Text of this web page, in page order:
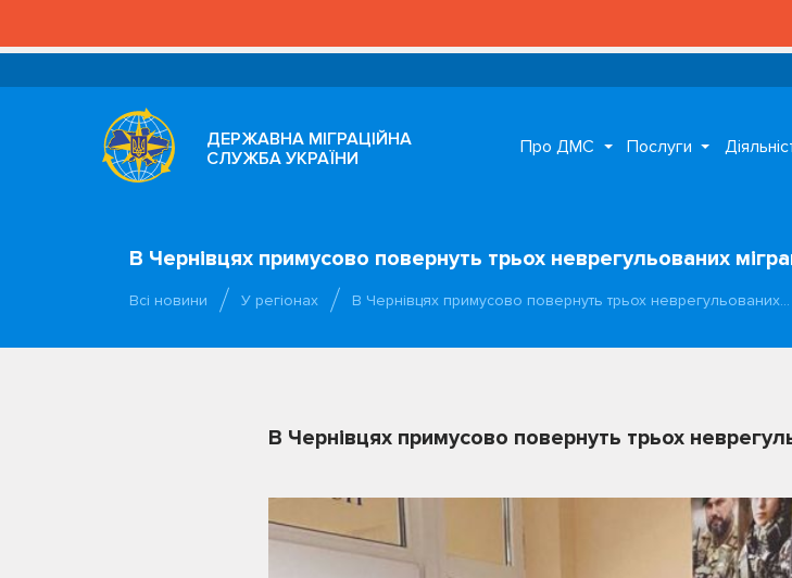
ДЕРЖАВНА МІГРАЦІЙНА
СЛУЖБА УКРАЇНИ
Про ДМС Послуги
В Чернівцях примусово повернуть трьох неврегульованих
Всі новини У регіонах В Чернівцях примусово повернуть трьох неврегульованих…
В Чернівцях примусово повернуть трьох